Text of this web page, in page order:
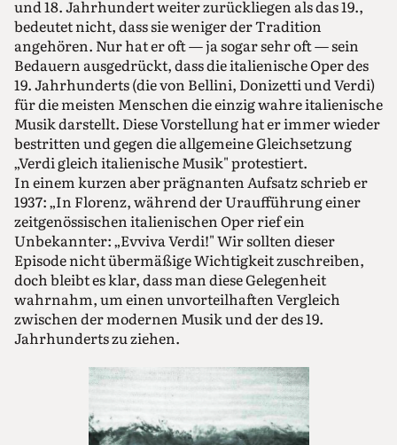
und 18. Jahrhundert weiter zurückliegen als das 19.,
bedeutet nicht, dass sie weniger der Tradition
angehören. Nur hat er oft — ja sogar sehr oft — sein
Bedauern ausgedrückt, dass die italienische Oper des
19. Jahrhunderts (die von Bellini, Donizetti und Verdi)
für die meisten Menschen die einzig wahre italienische
Musik darstellt. Diese Vorstellung hat er immer wieder
bestritten und gegen die allgemeine Gleichsetzung
„Verdi gleich italienische Musik" protestiert.
In einem kurzen aber prägnanten Aufsatz schrieb er
1937: „In Florenz, während der Uraufführung einer
zeitgenössischen italienischen Oper rief ein
Unbekannter: „Evviva Verdi!" Wir sollten dieser
Episode nicht übermäßige Wichtigkeit zuschreiben,
doch bleibt es klar, dass man diese Gelegenheit
wahrnahm, um einen unvorteilhaften Vergleich
zwischen der modernen Musik und der des 19.
Jahrhunderts zu ziehen.